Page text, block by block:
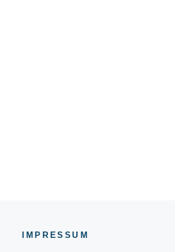
IMPRESSU M